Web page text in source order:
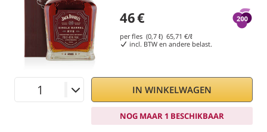
46€
per fles (0,7 ℓ) 65,71 €/ℓ
incl. BTW en andere belast.
IN WINKELWAGEN
NOG MAAR 1 BESCHIKBAAR